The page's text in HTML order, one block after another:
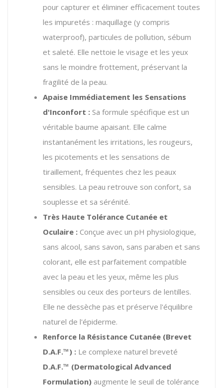
pour capturer et éliminer efficacement toutes
les impuretés : maquillage (y compris
waterproof), particules de pollution, sébum
et saleté. Elle nettoie le visage et les yeux
sans le moindre frottement, préservant la
fragilité de la peau.
Apaise Immédiatement les Sensations
d'Inconfort : Sa formule spécifique est un
véritable baume apaisant. Elle calme
instantanément les irritations, les rougeurs,
les picotements et les sensations de
tiraillement, fréquentes chez les peaux
sensibles. La peau retrouve son confort, sa
souplesse et sa sérénité.
Très Haute Tolérance Cutanée et
Oculaire : Conçue avec un pH physiologique,
sans alcool, sans savon, sans paraben et sans
colorant, elle est parfaitement compatible
avec la peau et les yeux, même les plus
sensibles ou ceux des porteurs de lentilles.
Elle ne dessèche pas et préserve l'équilibre
naturel de l'épiderme.
Renforce la Résistance Cutanée (Brevet
D.A.F.™) : Le complexe naturel breveté
D.A.F.™ (Dermatological Advanced
Formulation) augmente le seuil de tolérance